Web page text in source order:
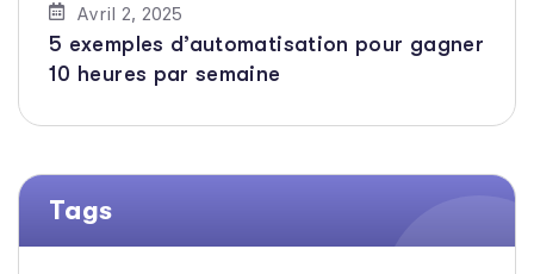
Avril 2, 2025
5 exemples d’automatisation pour gagner
10 heures par semaine
Tags